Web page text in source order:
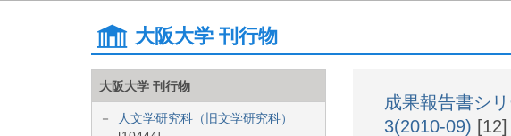
大阪大学 刊行物
大阪大学 刊行物
人文学研究科（旧文学研究科）
成果報告書シ
3(2010-09) [12]